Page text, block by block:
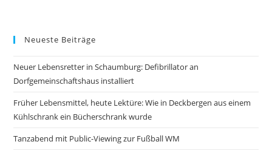
Neueste Beiträge
Neuer Lebensretter in Schaumburg: Defibrillator an
Dorfgemeinschaftshaus installiert
Früher Lebensmittel, heute Lektüre: Wie in Deckbergen aus einem
Kühlschrank ein Bücherschrank wurde
Tanzabend mit Public-Viewing zur Fußball WM